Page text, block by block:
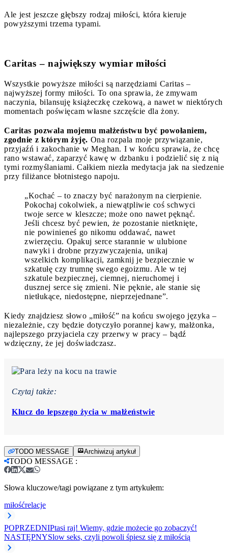
Ale jest jeszcze głębszy rodzaj miłości, która kieruje
powyższymi trzema typami.
Caritas – największy wymiar miłości
Wszystkie powyższe miłości są narzędziami Caritas –
najwyższej formy miłości. To ona sprawia, że zmywam
naczynia, bilansuję książeczkę czekową, a nawet w niektórych
momentach poświęcam własne szczęście dla żony.
Caritas pozwala mojemu małżeństwu być powołaniem,
zgodnie z którym żyję. Ona rozpala moje przywiązanie,
przyjaźń i zakochanie w Meghan. I w końcu sprawia, że chcę
rano wstawać, zaparzyć kawę w dzbanku i podzielić się z nią
tymi rozmyślaniami. Całkiem niezła medytacja jak na siedzenie
przy filiżance błotnistego napoju.
„Kochać – to znaczy być narażonym na cierpienie.
Pokochaj cokolwiek, a niewątpliwie coś schwyci
twoje serce w kleszcze; może ono nawet pęknąć.
Jeśli chcesz być pewien, że pozostanie nietknięte,
nie powinieneś go nikomu oddawać, nawet
zwierzęciu. Opakuj serce starannie w ulubione
nawyki i drobne przyzwyczajenia, unikaj
wszelkich komplikacji, zamknij je bezpiecznie w
szkatułę czy trumnę swego egoizmu. Ale w tej
szkatule bezpiecznej, ciemnej, nieruchomej i
dusznej serce się zmieni. Nie pęknie, ale stanie się
nietłukące, niedostępne, nieprzejednane”.
Kiedy znajdziesz słowo „miłość” na końcu swojego języka –
niezależnie, czy będzie dotyczyło porannej kawy, małżonka,
najlepszego przyjaciela czy przerwy w pracy – bądź
wdzięczny, że jej doświadczasz.
Czytaj także:
Klucz do lepszego życia w małżeństwie
TODO MESSAGE Archiwizuj artykuł
TODO MESSAGE :
Słowa kluczowe/tagi powiązane z tym artykułem:
miłośćrelacje
POPRZEDNIPtasi raj! Wiemy, gdzie możecie go zobaczyć!
NASTĘPNYSlow seks, czyli powoli śpiesz się z miłością